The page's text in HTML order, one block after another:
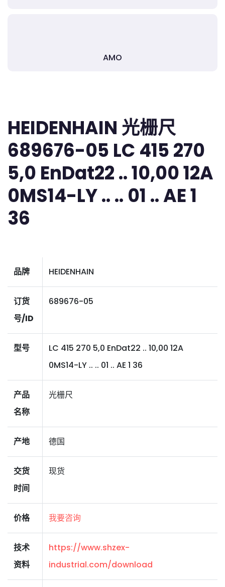
AMO
HEIDENHAIN 光栅尺
689676-05 LC 415 270
5,0 EnDat22 .. 10,00 12A
0MS14-LY .. .. 01 .. AE 1
36
品牌 HEIDENHAIN
订货
号/ID
689676-05
型号
LC 415 270 5,0 EnDat22 .. 10,00 12A
0MS14-LY .. .. 01 .. AE 1 36
产品
名称
光栅尺
产地 德国
交货
时间
现货
价格 我要咨询
技术
资料
https://www.shzex-
industrial.com/download